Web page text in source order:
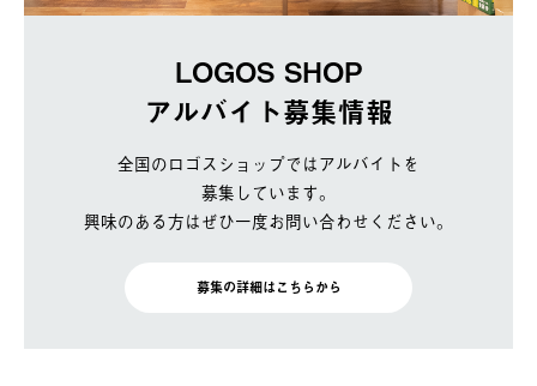
LOGOS SHOP
アルバイト募集情報
全国のロゴスショップではアルバイトを
募集しています。
興味のある方はぜひ一度お問い合わせください。
募集の詳細はこちらから